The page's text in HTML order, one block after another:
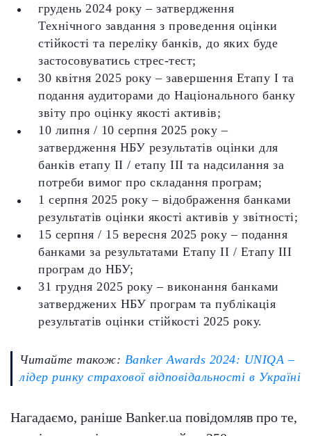
грудень 2024 року – затвердження
Технічного завдання з проведення оцінки
стійкості та переліку банків, до яких буде
застосовуватись стрес-тест;
30 квітня 2025 року – завершення Етапу І та
подання аудиторами до Національного банку
звіту про оцінку якості активів;
10 липня / 10 серпня 2025 року –
затвердження НБУ результатів оцінки для
банків етапу ІІ / етапу ІІІ та надсилання за
потреби вимог про складання програм;
1 серпня 2025 року – відображення банками
результатів оцінки якості активів у звітності;
15 серпня / 15 вересня 2025 року – подання
банками за результатами Етапу ІІ / Етапу ІІІ
програм до НБУ;
31 грудня 2025 року – виконання банками
затверджених НБУ програм та публікація
результатів оцінки стійкості 2025 року.
Читайте також: Banker Awards 2024: UNIQA –
лідер ринку страхової відповідальності в Україні
Нагадаємо, раніше Banker.ua повідомляв про те,